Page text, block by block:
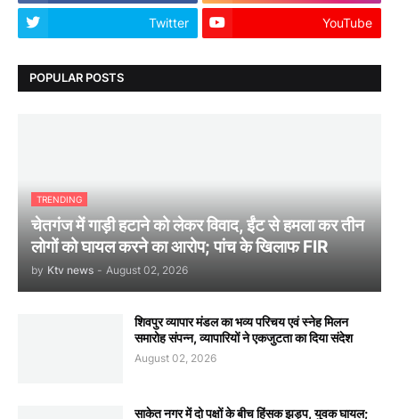
Twitter YouTube
POPULAR POSTS
TRENDING
चेतगंज में गाड़ी हटाने को लेकर विवाद, ईंट से हमला कर तीन
लोगों को घायल करने का आरोप; पांच के खिलाफ FIR
by Ktv news - August 02, 2026
शिवपुर व्यापार मंडल का भव्य परिचय एवं स्नेह मिलन
समारोह संपन्न, व्यापारियों ने एकजुटता का दिया संदेश
August 02, 2026
साकेत नगर में दो पक्षों के बीच हिंसक झड़प, युवक घायल;